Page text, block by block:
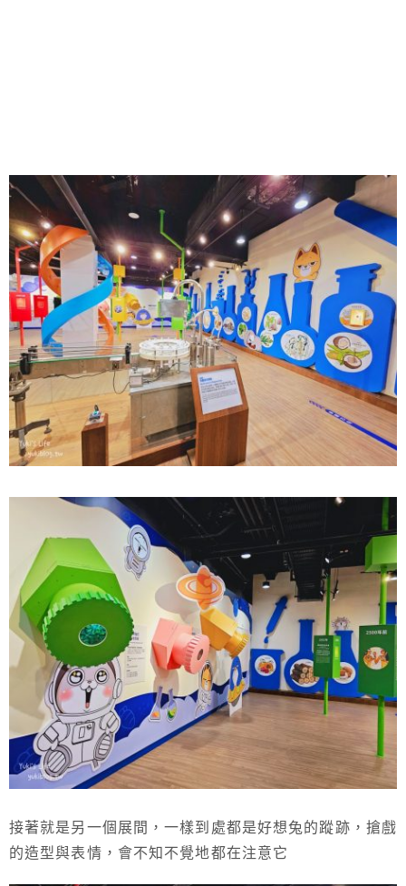
接著就是另一個展間，一樣到處都是好想兔的蹤跡，搶戲
的造型與表情，會不知不覺地都在注意它